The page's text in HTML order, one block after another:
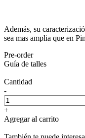
Además, su
sea mas amplia que en
Pre-order
Guía de talles
Cantidad
-
+
Agregar al carrito